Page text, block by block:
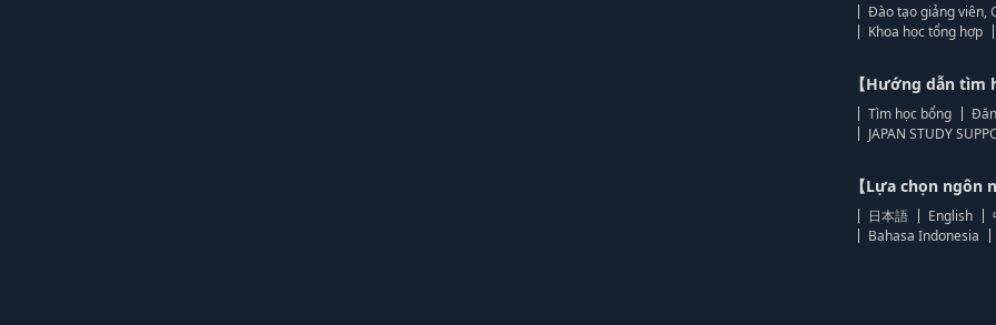
Đào tạo giảng viên,
Khoa học tổng hợp
【Hướng dẫn tìm
Tìm học bổng
JAPAN STUDY
【Lựa chọn ngôn
日本語 English
Bahasa Indonesia